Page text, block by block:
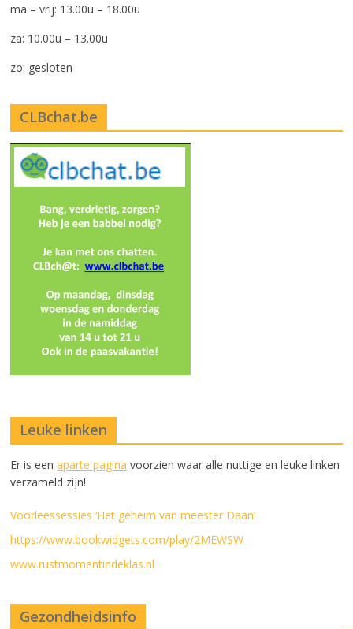
ma – vrij: 13.00u – 18.00u
za: 10.00u – 13.00u
zo: gesloten
CLBchat.be
Leuke linken
Er is eenaparte pagina voorzien waar alle nuttige en leuke linken
verzameld zijn!
Voorleessessies ‘Het geheim van meester Daan’
https://www.bookwidgets.com/play/2MEWSW
www.rustmomentindeklas.nl
Gezondheidsinfo